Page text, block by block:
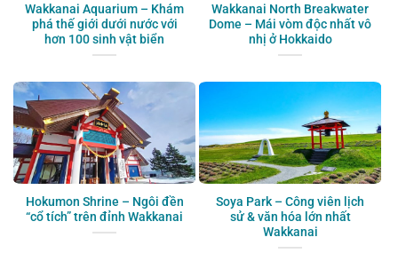
Wakkanai Aquarium – Khám
phá thế giới dưới nước với
hơn 100 sinh vật biển
Wakkanai North Breakwater
Dome – Mái vòm độc nhất vô
nhị ở Hokkaido
Hokumon Shrine – Ngôi đền
“cổ tích” trên đỉnh Wakkanai
Soya Park – Công viên lịch
sử & văn hóa lớn nhất
Wakkanai